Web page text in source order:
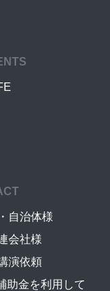
自治体様
会社様
演依頼
助金を利用して